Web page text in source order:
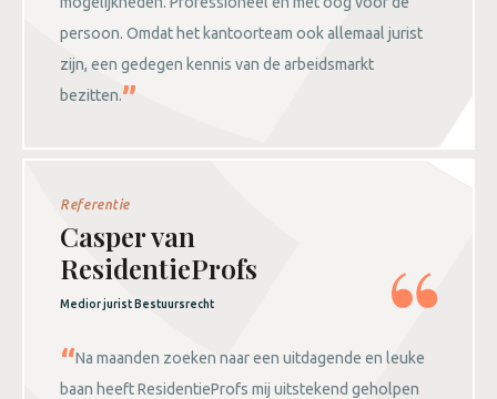
persoon. Omdat het kantoorteam ook allemaal jurist
zijn, een gedegen kennis van de arbeidsmarkt
bezitten.
Referentie
Casper van
ResidentieProfs
Medior jurist Bestuursrecht
Na maanden zoeken naar een uitdagende en leuke
baan heeft ResidentieProfs mij uitstekend geholpen